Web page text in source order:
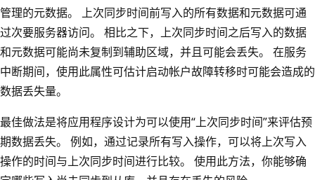
管理的元数据。 上次同步时间前写入的所有数据和元数据可通
过次要服务器访问。 相比之下，上次同步时间之后写入的数据
和元数据可能尚未复制到辅助区域，并且可能会丢失。 在服务
中断期间，使用此属性可估计启动帐户故障转移时可能会造成的
数据丢失量。
最佳做法是将应用程序设计为可以使用“上次同步时间”来评估预
期数据丢失。 例如，通过记录所有写入操作，可以将上次写入
操作的时间与上次同步时间进行比较。 使用此方法，你能够确